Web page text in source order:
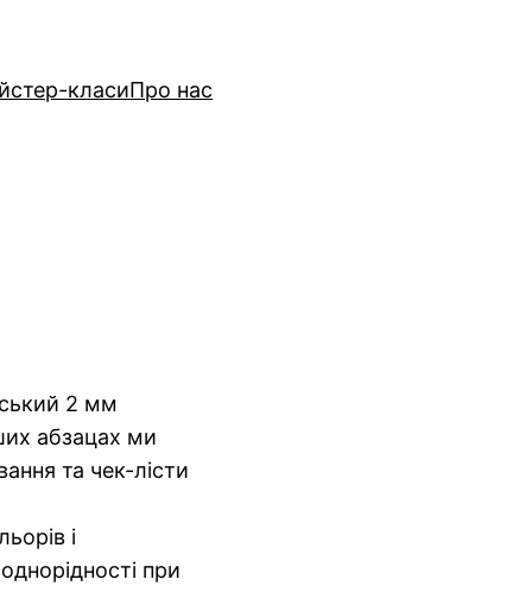
класиПро нас
2 мм
абзацах ми
та чек-лісти
і
при